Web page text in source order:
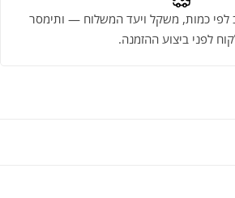
לפי כמות, משקל ויעד המשלוח — ותימסר
לפני ביצוע ההזמנה.